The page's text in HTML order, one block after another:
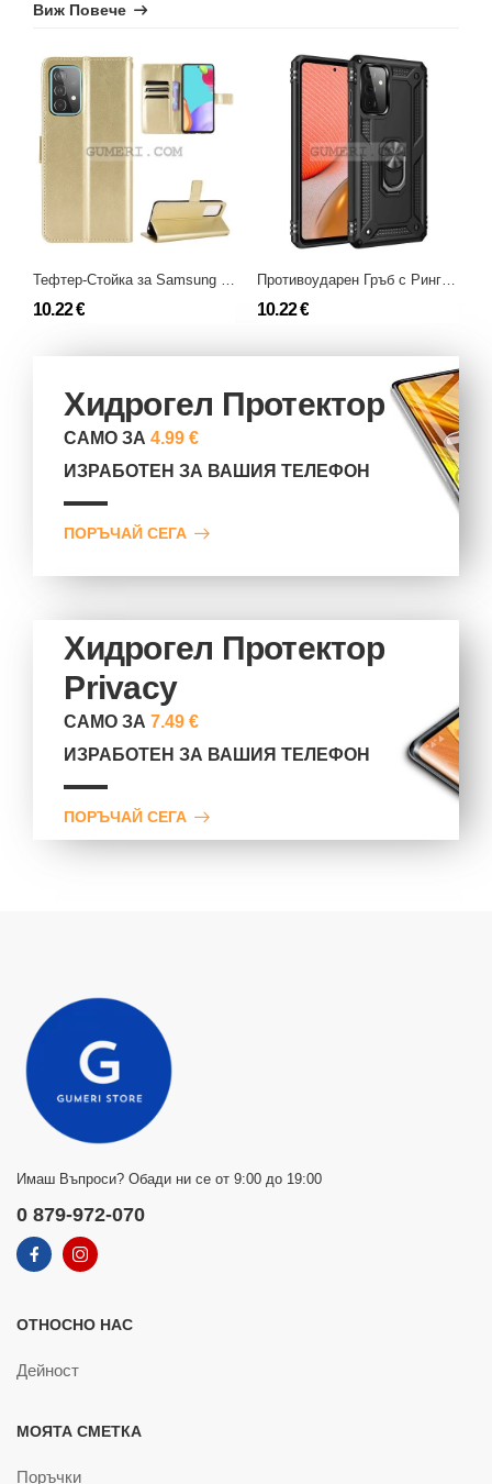
Виж Повече
Тефтер-Стойка за Samsung Galaxy A72 (5G)
10.22 €
Противоударен Гръб с Ринг за Samsung Galaxy A72 (5G)
10.22 €
Хидрогел Протектор
САМО ЗА4.99 €
ИЗРАБОТЕН ЗА ВАШИЯ ТЕЛЕФОН
ПОРЪЧАЙ СЕГА
Хидрогел Протектор
Privacy
САМО ЗА7.49 €
ИЗРАБОТЕН ЗА ВАШИЯ ТЕЛЕФОН
ПОРЪЧАЙ СЕГА
Имаш Въпроси? Обади ни се от 9:00 до 19:00
0 879-972-070
ОТНОСНО НАС
Дейност
МОЯТА СМЕТКА
Поръчки